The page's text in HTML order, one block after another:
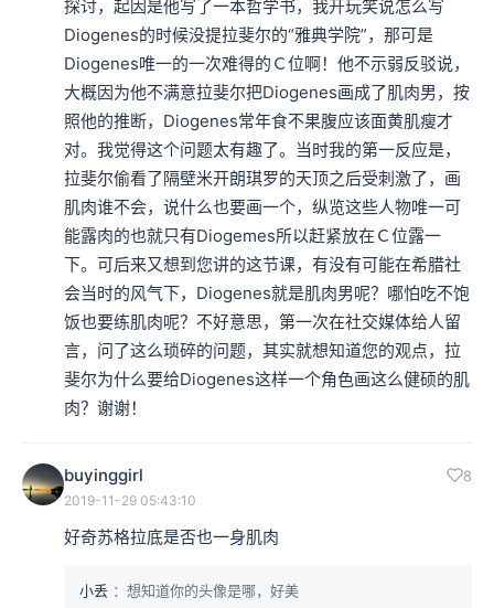
探讨，起因是他写了一本哲学书，我开玩笑说怎么写
Diogenes的时候没提拉斐尔的“雅典学院”，那可是
Diogenes唯一的一次难得的Ｃ位啊！他不示弱反驳说，
大概因为他不满意拉斐尔把Diogenes画成了肌肉男，按
照他的推断，Diogenes常年食不果腹应该面黄肌瘦才
对。我觉得这个问题太有趣了。当时我的第一反应是，
拉斐尔偷看了隔壁米开朗琪罗的天顶之后受刺激了，画
肌肉谁不会，说什么也要画一个，纵览这些人物唯一可
能露肉的也就只有Diogemes所以赶紧放在Ｃ位露一
下。可后来又想到您讲的这节课，有没有可能在希腊社
会当时的风气下，Diogenes就是肌肉男呢？哪怕吃不饱
饭也要练肌肉呢？不好意思，第一次在社交媒体给人留
言，问了这么琐碎的问题，其实就想知道您的观点，拉
斐尔为什么要给Diogenes这样一个角色画这么健硕的肌
肉？谢谢！
buyinggirl 8
2019-11-29 05:43:10
好奇苏格拉底是否也一身肌肉
小丢 ：想知道你的头像是哪，好美